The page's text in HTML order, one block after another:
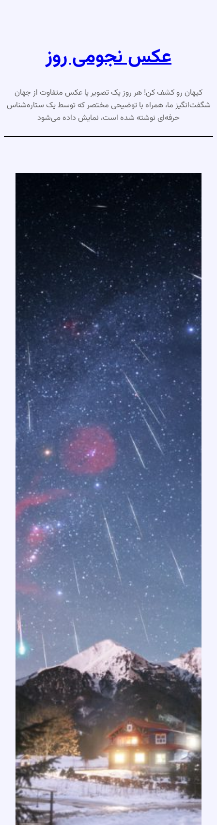
عکس نجومی روز
کیهان رو کشف کن! هر روز یک تصویر یا عکس متفاوت از جهان
شگفت‌انگیز ما، همراه با توضیحی مختصر که توسط یک ستاره‌شناس
حرفه‌ای نوشته شده است، نمایش داده می‌شود